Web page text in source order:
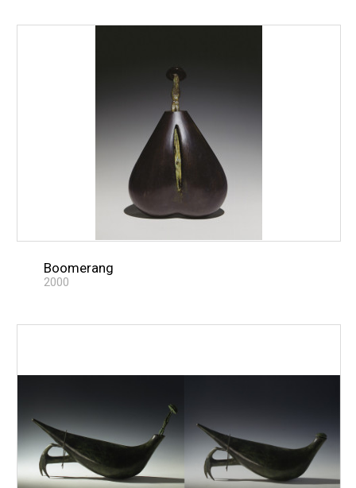
Boomerang
2000